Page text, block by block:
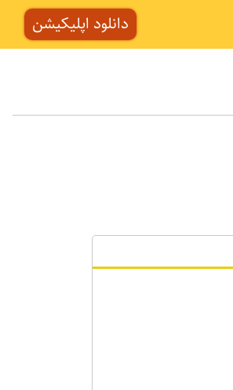
دانلود اپلیکیشن